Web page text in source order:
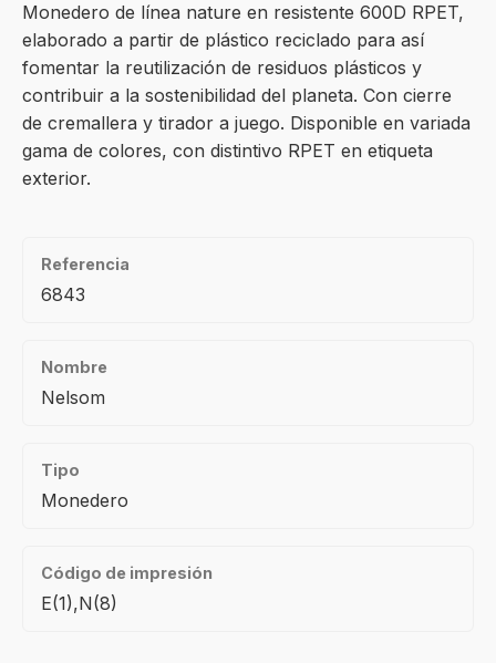
Monedero de línea nature en resistente 600D RPET,
elaborado a partir de plástico reciclado para así
fomentar la reutilización de residuos plásticos y
contribuir a la sostenibilidad del planeta. Con cierre
de cremallera y tirador a juego. Disponible en variada
gama de colores, con distintivo RPET en etiqueta
exterior.
Referencia
6843
Nombre
Nelsom
Tipo
Monedero
Código de impresión
E(1),N(8)